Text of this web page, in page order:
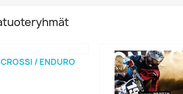
CROSSI / ENDURO